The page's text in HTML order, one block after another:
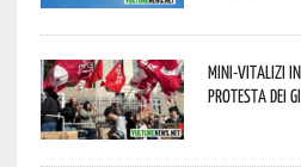
Mini-vitalizi
protesta dei